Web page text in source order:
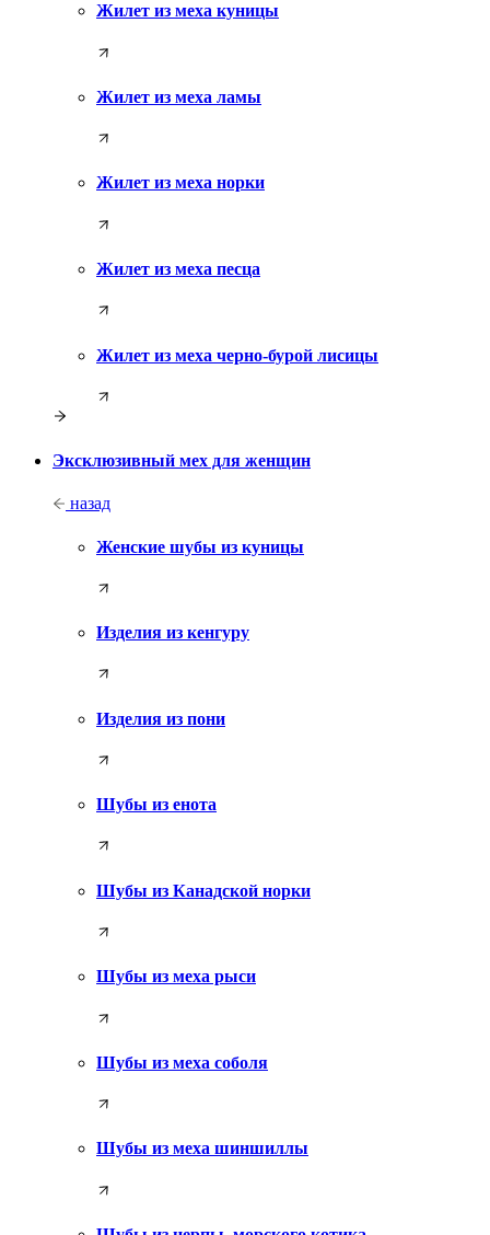
Жилет из меха куницы
Жилет из меха ламы
Жилет из меха норки
Жилет из меха песца
Жилет из меха черно-бурой лисицы
Эксклюзивный мех для женщин
назад
Женские шубы из куницы
Изделия из кенгуру
Изделия из пони
Шубы из енота
Шубы из Канадской норки
Шубы из меха рыси
Шубы из меха соболя
Шубы из меха шиншиллы